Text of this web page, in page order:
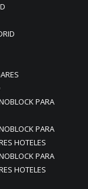
PARA
PARA
HOTELES
PARA
HOTELES